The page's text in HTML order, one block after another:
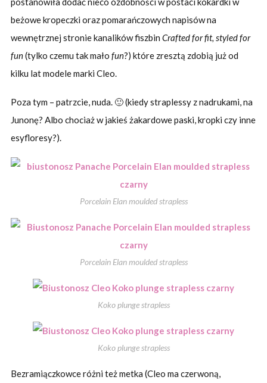
beżowe kropeczki oraz pomarańczowych napisów na
wewnętrznej stronie kanalików fiszbin Crafted for fit, styled for
fun(tylko czemu tak mało fun?) które zresztą zdobią już od
kilku lat modele marki Cleo.
Poza tym – patrzcie, nuda. 🙂 (kiedy straplessy z nadrukami, na
Junonę? Albo chociaż w jakieś żakardowe paski, kropki czy inne
esyfloresy?).
Porcelain Elan moulded strapless
Porcelain Elan moulded strapless
Koko plunge strapless
Koko plunge strapless
Bezramiączkowce różni też metka (Cleo ma czerwoną,